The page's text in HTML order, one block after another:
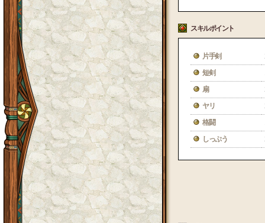
スキルポイント
片手剣
短剣
扇
ヤリ
格闘
しっぷう